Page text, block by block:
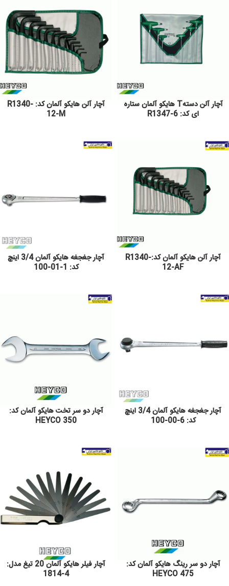
آچار آلن دستهT هایکو آلمان ستاره
ای کد: R1347-6
آچار آلن هایکو آلمان کد: R1340-
12-M
آچار آلن هایکو آلمان کد:R1340-
12-AF
آچار جغجغه هایکو آلمان 3/4 اینچ
کد: 1-01-100
آچار جغجغه هایکو آلمان 3/4 اینچ
کد: 6-00-100
آچار دو سر تخت هایکو آلمان کد:
350 HEYCO
آچار دو سر رینگ هایکو آلمان کد:
475 HEYCO
آچار فیلر هایکو آلمان 20 تیغ مدل:
4-1814